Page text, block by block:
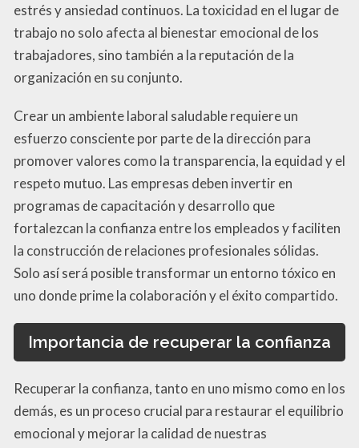
estrés y ansiedad continuos. La toxicidad en el lugar de
trabajo no solo afecta al bienestar emocional de los
trabajadores, sino también a la reputación de la
organización en su conjunto.
Crear un ambiente laboral saludable requiere un
esfuerzo consciente por parte de la dirección para
promover valores como la transparencia, la equidad y el
respeto mutuo. Las empresas deben invertir en
programas de capacitación y desarrollo que
fortalezcan la confianza entre los empleados y faciliten
la construcción de relaciones profesionales sólidas.
Solo así será posible transformar un entorno tóxico en
uno donde prime la colaboración y el éxito compartido.
Importancia de recuperar la confianza
Recuperar la confianza, tanto en uno mismo como en los
demás, es un proceso crucial para restaurar el equilibrio
emocional y mejorar la calidad de nuestras